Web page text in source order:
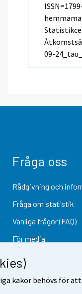
kakor behövs för
09-
Fråga oss
Rådgivning och
Fråga om statistik
Vanliga frågor (FAQ)
För media